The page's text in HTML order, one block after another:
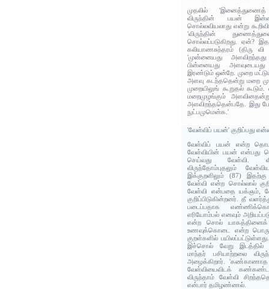
முதலில்
விருந்தின் பயன்
சொல்லவியலாது என்று
'விருந்தின்
சொல்லப்படுகிறது. ஏன்?
கலியாணசுந்தரம் (திரு
'முன்னையது
பின்னையது
இரண்டும் ஒன்றே. முறை
அளவு கடந்ததென்று மறை
முறையிலுங் கூறுதல்
மறைமுழங்கும்
அளவிறந்ததென்பதே. இது
நுட்பமுமென்க.'
'வேள்விப் பயன்' குறிப்பது
வேள்விப் பயன் என்ற
வேள்வியின் பயன் என்பது
செய்வது வேள்வி.
விருந்தோம்புதலும்
இக்குறளிலும் (87)
வேள்வி என்ற சொல்லால்
வேள்வி என்பதை யக்ஞம்,
குறிப்பிடுகின்றனர். தீ
படைப்பதாக
எரியோம்பல் எனவும்
என்ற சொல் யாகத்தினைக்
உணவுக்கொடை என்ற
குறள்களில்
இச்சொல் வேறு இடத்தில்
மாந்தர் பசியாற்றலை
அழைக்கிறார். 'கண்காணாத
வேள்வியைவிடக் கண்கண்ட
விருந்தாம் வேள்வி
என்பார் தமிழண்ணல்.